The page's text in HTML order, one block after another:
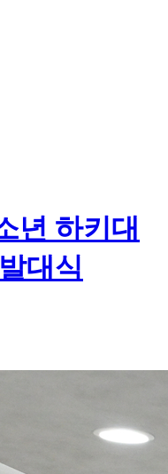
년 하키대
대식